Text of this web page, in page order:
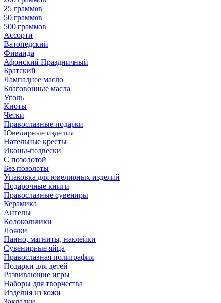
25 граммов
50 граммов
500 граммов
Ассорти
Ватопедский
Фиваида
Афонский Праздничный
Братский
Лампадное масло
Благовонные масла
Уголь
Киоты
Четки
Православные подарки
Ювелирные изделия
Нательные кресты
Иконы-подвески
С позолотой
Без позолоты
Упаковка для ювелирных изделий
Подарочные книги
Православные сувениры
Керамика
Ангелы
Колокольчики
Ложки
Панно, магниты, наклейки
Сувенирные яйца
Православная полиграфия
Подарки для детей
Развивающие игры
Наборы для творчества
Изделия из кожи
Закладки